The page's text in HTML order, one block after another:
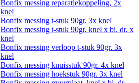
Bonfix messing reparatiekoppeling, 2x
knel
Bonfix messing t-stuk 90gr. 3x knel
Bonfix messing t-stuk 90gr. knel x bi. dr. x
knel
Bonfix messing verloop t-stuk 90gr. 3x
knel
Bonfix messing knuisstuk 90gr. 4x knel
Bonfix messing hoekstuk 90gr. 3x knel